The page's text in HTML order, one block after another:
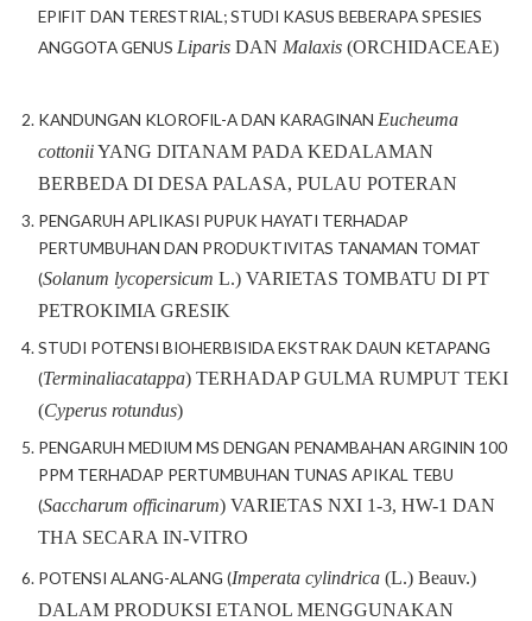
EPIFIT DAN TERESTRIAL; STUDI KASUS BEBERAPA SPESIES
ANGGOTA GENUS Liparis DAN Malaxis (ORCHIDACEAE)
KANDUNGAN KLOROFIL-A DAN KARAGINAN Eucheuma
cottoniiYANG DITANAM PADA KEDALAMAN
BERBEDA DI DESA PALASA, PULAU POTERAN
PENGARUH APLIKASI PUPUK HAYATI TERHADAP
PERTUMBUHAN DAN PRODUKTIVITAS TANAMAN TOMAT
(Solanum lycopersicum L.) VARIETAS TOMBATU DI PT
PETROKIMIA GRESIK
STUDI POTENSI BIOHERBISIDA EKSTRAK DAUN KETAPANG
(Terminaliacatappa) TERHADAP GULMA RUMPUT TEKI
(Cyperus rotundus)
PENGARUH MEDIUM MS DENGAN PENAMBAHAN ARGININ 100
PPM TERHADAP PERTUMBUHAN TUNAS APIKAL TEBU
(Saccharum officinarum) VARIETAS NXI 1-3, HW-1 DAN
THA SECARA IN-VITRO
POTENSI ALANG-ALANG (Imperata cylindrica (L.) Beauv.)
DALAM PRODUKSI ETANOL MENGGUNAKAN